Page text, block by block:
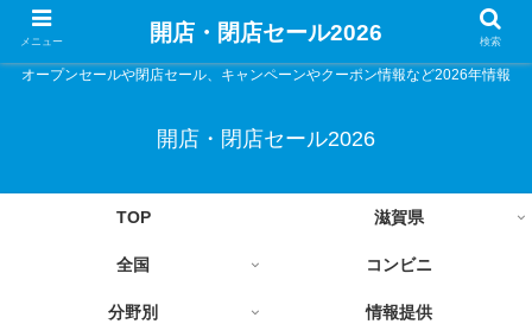
オープンセールや閉店セール、キャンペーンやクーポン情報など2026年情報
開店・閉店セール2026
TOP 滋賀県
全国 コンビニ
分野別 情報提供
メニュー 開店・閉店セール2026 検索